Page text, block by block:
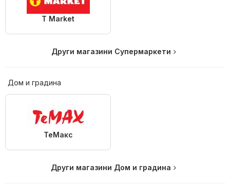
T Market
Други магазини Супермаркети
Дом и градина
ТеMакс
Други магазини Дом и градина